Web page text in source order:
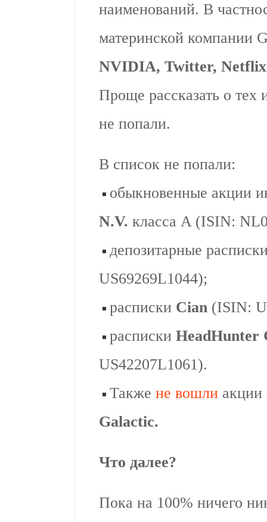
наименований. В
материнской компании
NVIDIA, Twitter, Netflix
Проще рассказать о тех
не попали.
В список не попали:
обыкновенные акции
N.V. класса A (ISIN:
депозитарные
US69269L1044);
расписки Cian (ISIN:
распискиHeadHunter
US42207L1061).
Такжене вошли акции
Galactic.
Что далее?
Пока на 100% ничего